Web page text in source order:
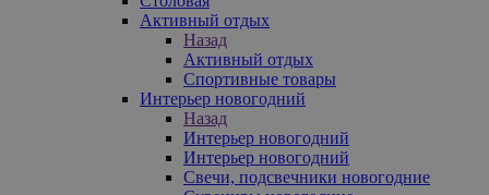
Активный отдых
Назад
Активный отдых
Спортивные товары
Интерьер новогодний
Назад
Интерьер новогодний
Интерьер новогодний
Свечи, подсвечники новогодние